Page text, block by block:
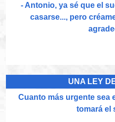
- Antonio, ya sé que el
casarse..., pero
UNA LEY
Cuanto más urgente sea
tomará el